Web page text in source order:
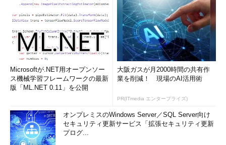
Microsoftが.NET用オープンソー
ス機械学習フレームワークの最新
版「ML.NET 0.11」を公開
大阪ガスが月2000時間の共有作
業を削減！ 現場のAI活用術
PR(ITmedia エンタープライズ)
オンプレミスのWindows Server／SQL Server向け
セキュリティ更新サービス「拡張セキュリティ更新
プログ...